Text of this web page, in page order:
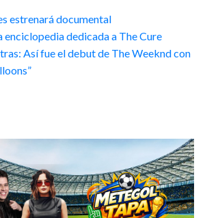
estrenará documental
enciclopedia dedicada a The Cure
Así fue el debut de The Weeknd con